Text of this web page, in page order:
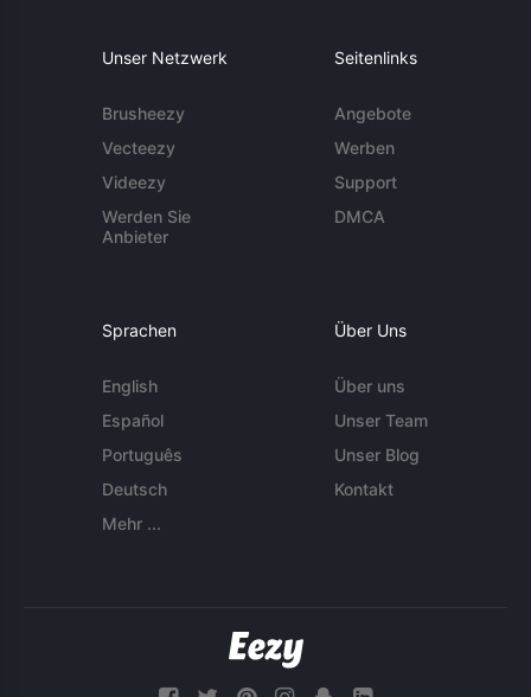
Unser Netzwerk
Brusheezy
Vecteezy
Videezy
Werden Sie
Anbieter
Seitenlinks
Angebote
Werben
Support
DMCA
Sprachen
English
Español
Português
Deutsch
Mehr ...
Über Uns
Über uns
Unser Team
Unser Blog
Kontakt